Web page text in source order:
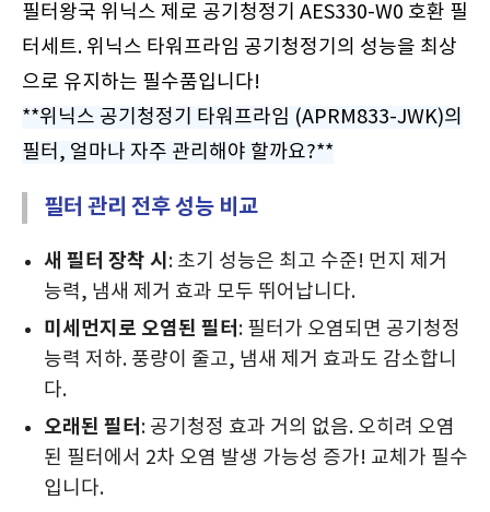
필터왕국 위닉스 제로 공기청정기 AES330-W0 호환 필
터세트. 위닉스 타워프라임 공기청정기의 성능을 최상
으로 유지하는 필수품입니다!
**위닉스 공기청정기 타워프라임 (APRM833-JWK)의
필터, 얼마나 자주 관리해야 할까요?**
필터 관리 전후 성능 비교
새 필터 장착 시 : 초기 성능은 최고 수준! 먼지 제거
능력, 냄새 제거 효과 모두 뛰어납니다.
미세먼지로 오염된 필터 : 필터가 오염되면 공기청정
능력 저하. 풍량이 줄고, 냄새 제거 효과도 감소합니
다.
오래된 필터 : 공기청정 효과 거의 없음. 오히려 오염
된 필터에서 2차 오염 발생 가능성 증가! 교체가 필수
입니다.